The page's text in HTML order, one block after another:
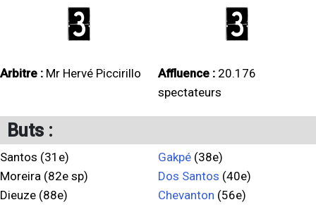
3 3
Arbitre : Mr Hervé Piccirillo Affluence : 20.176
spectateurs
Buts :
Santos (31e)
Moreira (82e sp)
Dieuze (88e)
Gakpé (38e)
Dos Santos (40e)
Chevanton (56e)